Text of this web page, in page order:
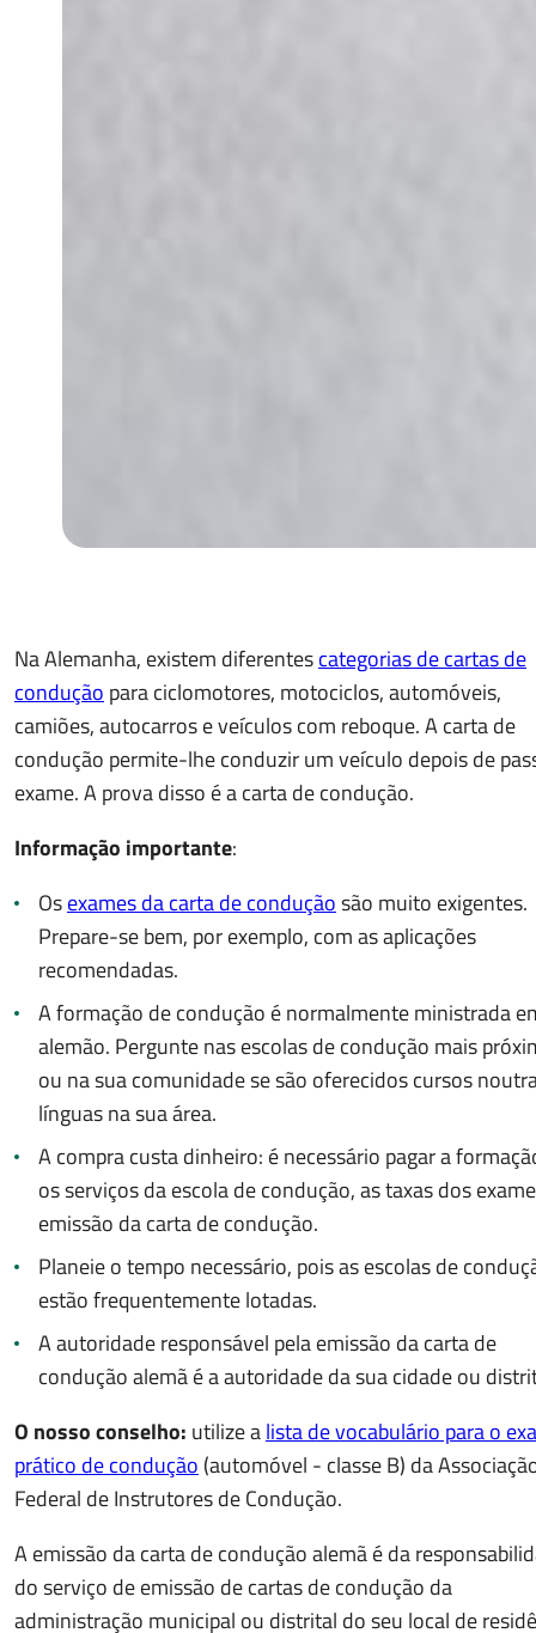
Na Alemanha, existem diferentescategorias de cartas de
condução para ciclomotores, motociclos, automóveis,
camiões, autocarros e veículos com reboque. A carta de
condução permite-lhe conduzir um veículo depois de
exame. A prova disso é a carta de condução.
Informação importante:
Osexames da carta de conduçãosão muito exigentes.
Prepare-se bem, por exemplo, com as aplicações
recomendadas.
A formação de condução é normalmente ministrada
alemão. Pergunte nas escolas de condução mais
ou na sua comunidade se são oferecidos cursos
línguas na sua área.
A compra custa dinheiro: é necessário pagar a
os serviços da escola de condução, as taxas dos
emissão da carta de condução.
Planeie o tempo necessário, pois as escolas de
estão frequentemente lotadas.
A autoridade responsável pela emissão da carta de
condução alemã é a autoridade da sua cidade ou
O nosso conselho: utilize alista de vocabulário para o
prático de condução (automóvel - classe B) da
Federal de Instrutores de Condução.
A emissão da carta de condução alemã é da
do serviço de emissão de cartas de condução da
administração municipal ou distrital do seu local de